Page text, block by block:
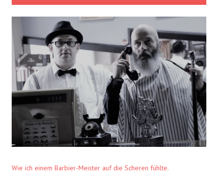
Wie ich einem Barbier-Meister auf die Scheren fühlte.